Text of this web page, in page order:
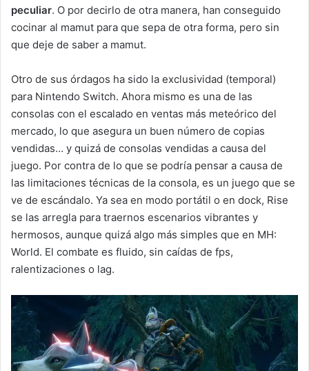
peculiar. O por decirlo de otra manera, han conseguido
cocinar al mamut para que sepa de otra forma, pero sin
que deje de saber a mamut.
Otro de sus órdagos ha sido la exclusividad (temporal)
para Nintendo Switch. Ahora mismo es una de las
consolas con el escalado en ventas más meteórico del
mercado, lo que asegura un buen número de copias
vendidas… y quizá de consolas vendidas a causa del
juego. Por contra de lo que se podría pensar a causa de
las limitaciones técnicas de la consola, es un juego que se
ve de escándalo. Ya sea en modo portátil o en dock, Rise
se las arregla para traernos escenarios vibrantes y
hermosos, aunque quizá algo más simples que en MH:
World. El combate es fluido, sin caídas de fps,
ralentizaciones o lag.